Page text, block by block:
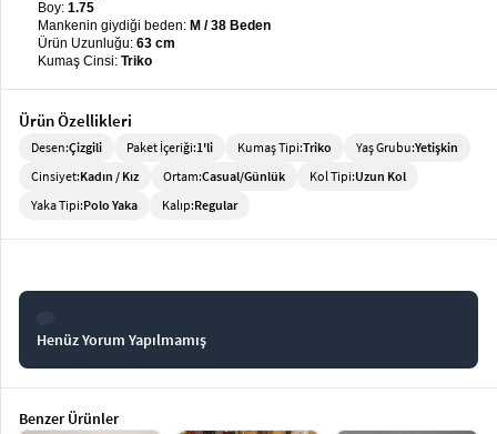
Giyimkeyboard_arrow_down
Boy: 1.75
Mankenin giydiği beden: M / 38 Beden
Ürün Uzunluğu: 63 cm
Kumaş Cinsi: Triko
Ürün Özellikleri
Desen:Çizgili Paket İçeriği:1'li Kumaş Tipi:Triko Yaş Grubu:Yetişkin
Cinsiyet:Kadın / Kız Ortam:Casual/Günlük Kol Tipi:Uzun Kol
Yaka Tipi:Polo Yaka Kalıp:Regular
Henüz Yorum Yapılmamış
Benzer Ürünler